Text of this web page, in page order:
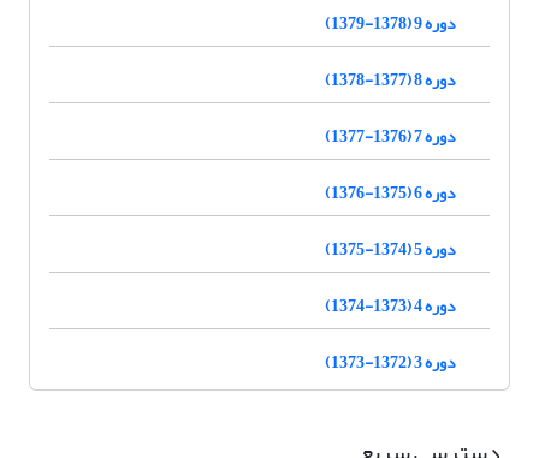
دوره 9 (1378-1379)
دوره 8 (1377-1378)
دوره 7 (1376-1377)
دوره 6 (1375-1376)
دوره 5 (1374-1375)
دوره 4 (1373-1374)
دوره 3 (1372-1373)